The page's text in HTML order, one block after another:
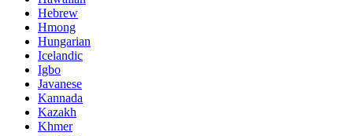
Hebrew
Hmong
Hungarian
Icelandic
Igbo
Javanese
Kannada
Kazakh
Khmer